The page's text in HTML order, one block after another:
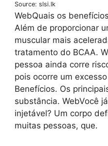
Source: slsi.lk
WebQuais os
Além de proporcionar
muscular mais
tratamento do BCAA.
pessoa ainda corre
pois ocorre um
Benefícios. Os
substância. WebVocê
injetável? Um corpo
muitas pessoas, que.